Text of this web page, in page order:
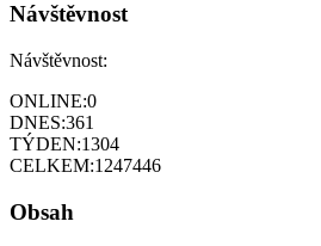
Návštěvnost
Návštěvnost:
ONLINE:0
DNES:361
TÝDEN:1304
CELKEM:1247446
Obsah